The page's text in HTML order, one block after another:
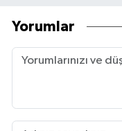
Yorumlar